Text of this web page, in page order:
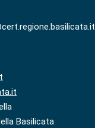
Basilicata